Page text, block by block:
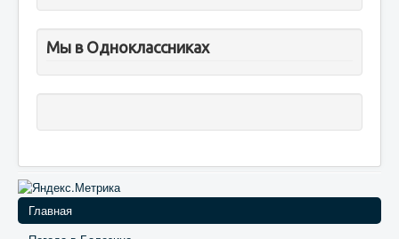
Мы в Одноклассниках
Главная